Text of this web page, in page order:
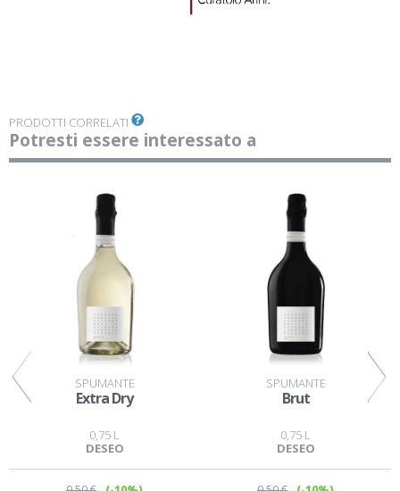
PRODOTTI CORRELATI
Potresti essere interessato a
SPUMANTE
Extra Dry
0,75 L
DESEO
SPUMANTE
Brut
0,75 L
DESEO